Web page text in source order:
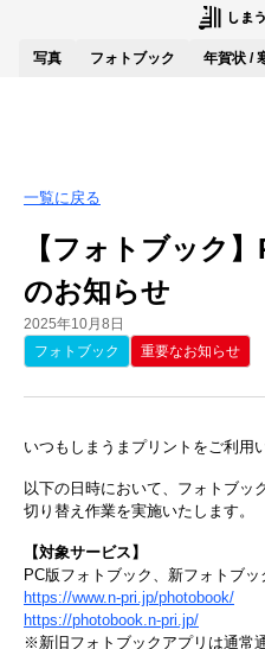
写真 フォトブック 年賀状 /
一覧に戻る
【フォトブック
のお知らせ
2025年10月8日
フォトブック
重要なお知らせ
いつもしまうまプリントをご利用
以下の日時において、フォトブッ
切り替え作業を実施いたします。
【対象サービス】
PC版フォトブック、新フォトブ
https://www.n-pri.jp/photobook/
https://photobook.n-pri.jp/
※新旧フォトブックアプリは通常